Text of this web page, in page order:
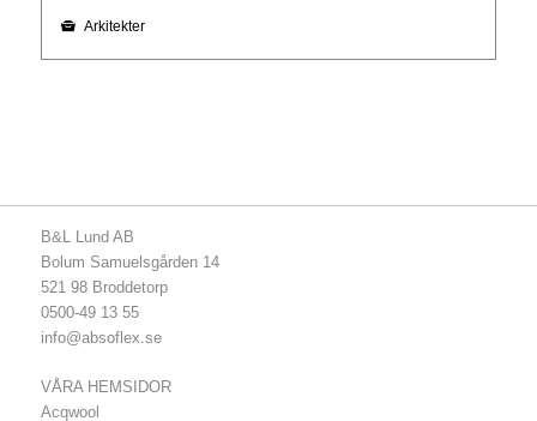
Arkitekter
B&L Lund AB
Bolum Samuelsgården 14
521 98 Broddetorp
0500-49 13 55
info@absoflex.se
VÅRA HEMSIDOR
Acqwool